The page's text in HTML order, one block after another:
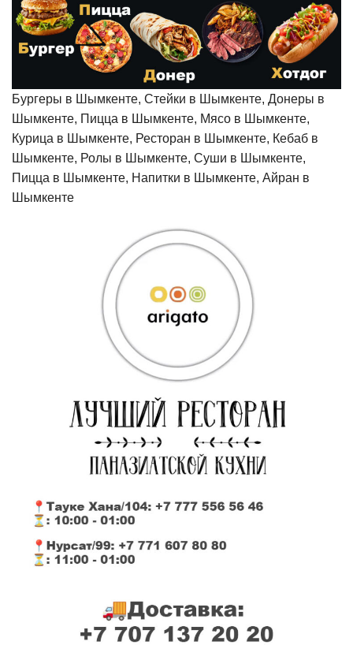
Бургеры в Шымкенте, Стейки в Шымкенте, Донеры в
Шымкенте, Пицца в Шымкенте, Мясо в Шымкенте,
Курица в Шымкенте, Ресторан в Шымкенте, Кебаб в
Шымкенте, Ролы в Шымкенте, Суши в Шымкенте,
Пицца в Шымкенте, Напитки в Шымкенте, Айран в
Шымкенте